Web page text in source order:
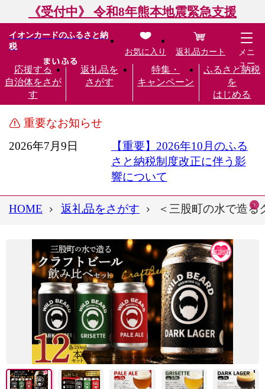
《受付中》 令和8年熊本地震緊急支援
イオンカードのふるさと納
税
応援する
自治体をさが
す
返礼品を
さがす
特集・
キャンペーン
ふるさと納税
を
はじめる
お気に入り 返礼品カート
メニ
ュー
重要なお知らせ
2026年7月9日
【重要】2026年10月のふる
さと納税制度改正に伴う影
響について
HOME 返礼品をさがす ＜三股町の水で造